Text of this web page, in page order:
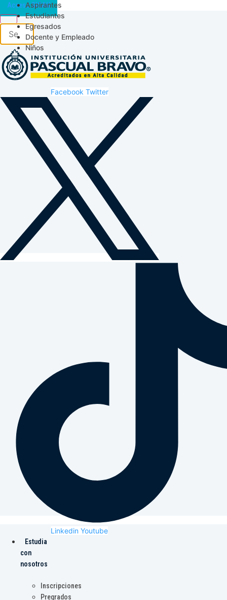
Aspirantes
Estudiantes
Egresados
Docente y Empleado
Niños
Acceso SICAU
Facebook Twitter
Linkedin Youtube
Estudia
con
nosotros
Inscripciones
Pregrados